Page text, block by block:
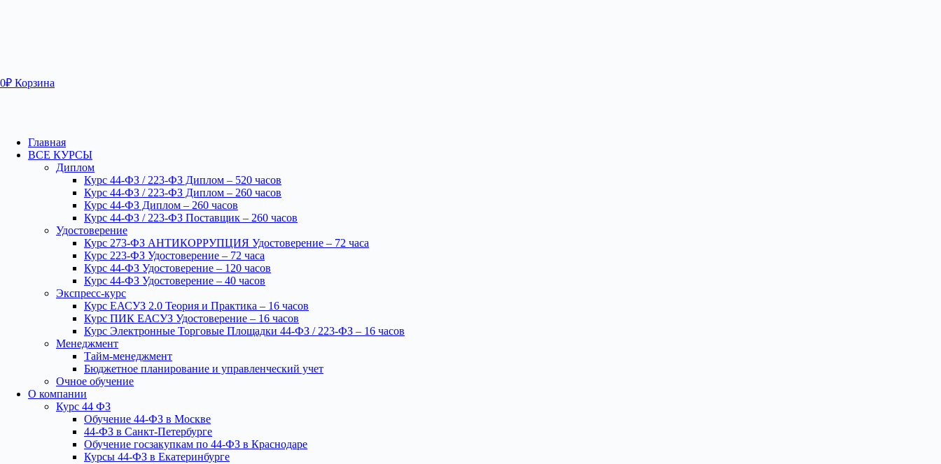
0₽ Корзина
Главная
ВСЕ КУРСЫ
Диплом
Курс 44-ФЗ / 223-ФЗ Диплом – 520 часов
Курс 44-ФЗ / 223-ФЗ Диплом – 260 часов
Курс 44-ФЗ Диплом – 260 часов
Курс 44-ФЗ / 223-ФЗ Поставщик – 260 часов
Удостоверение
Курс 273-ФЗ АНТИКОРРУПЦИЯ Удостоверение – 72 часа
Курс 223-ФЗ Удостоверение – 72 часа
Курс 44-ФЗ Удостоверение – 120 часов
Курс 44-ФЗ Удостоверение – 40 часов
Экспресс-курс
Курс ЕАСУЗ 2.0 Теория и Практика – 16 часов
Курс ПИК ЕАСУЗ Удостоверение – 16 часов
Курс Электронные Торговые Площадки 44-ФЗ / 223-ФЗ – 16 часов
Менеджмент
Тайм-менеджмент
Бюджетное планирование и управленческий учет
Очное обучение
О компании
Курс 44 ФЗ
Обучение 44-ФЗ в Москве
44-ФЗ в Санкт-Петербурге
Обучение госзакупкам по 44-ФЗ в Краснодаре
Курсы 44-ФЗ в Екатеринбурге